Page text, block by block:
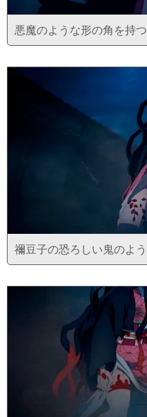
悪魔のような形の角を持
禰豆子の恐ろしい鬼のよ